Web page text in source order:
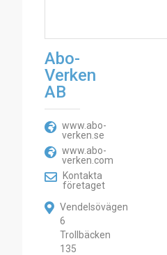
Abo-
Verken
AB
www.abo-
verken.se
www.abo-
verken.com
Kontakta
företaget
Vendelsövägen
6
Trollbäcken
135